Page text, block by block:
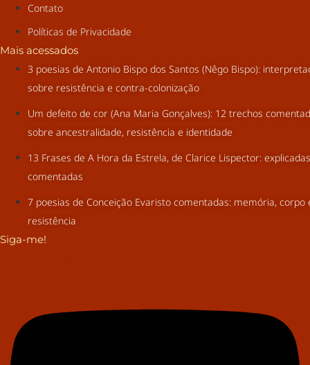
Contato
Políticas de Privacidade
Mais acessados
3 poesias de Antonio Bispo dos Santos (Nêgo Bispo):
sobre resistência e contra-colonização
Um defeito de cor (Ana Maria Gonçalves): 12 trechos
sobre ancestralidade, resistência e identidade
13 Frases de A Hora da Estrela, de Clarice Lispector:
comentadas
7 poesias de Conceição Evaristo comentadas: memória, corpo
resistência
Siga-me!